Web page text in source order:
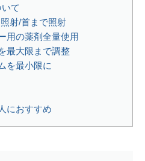
て
射/首まで照射
用の薬剤全量使用
最大限まで調整
を最小限に
におすすめ